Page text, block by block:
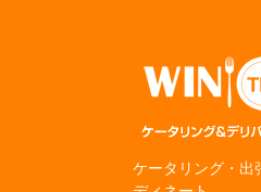
ケータリング・出